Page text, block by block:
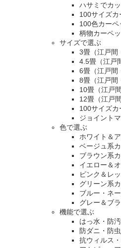
ハサミでカ
100サイズカ
100色カーペ
柄物カーペッ
サイズで選ぶ
3畳（江戸間
4.5畳（江戸
6畳（江戸間
8畳（江戸間
10畳（江戸
12畳（江戸
100サイズカ
ジョイント
色で選ぶ
ホワイト＆
ベージュ系
ブラウン系
イエロー＆
ピンク＆レ
グリーン系
ブルー・ネ
グレー＆ブ
機能で選ぶ
はっ水・防
防ダニ・防
抗ウィルス